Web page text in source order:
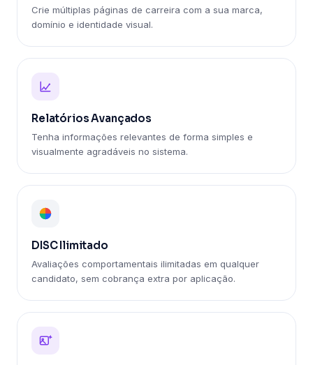
Crie múltiplas páginas de carreira com a sua marca,
domínio e identidade visual.
Relatórios Avançados
Tenha informações relevantes de forma simples e
visualmente agradáveis no sistema.
DISC Ilimitado
Avaliações comportamentais ilimitadas em qualquer
candidato, sem cobrança extra por aplicação.